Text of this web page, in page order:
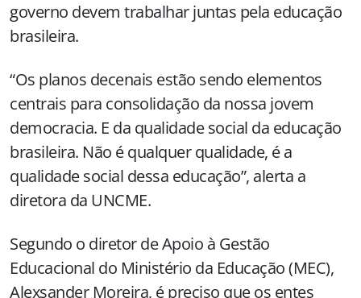
governo devem trabalhar juntas pela educação
brasileira.
“Os planos decenais estão sendo elementos
centrais para consolidação da nossa jovem
democracia. E da qualidade social da educação
brasileira. Não é qualquer qualidade, é a
qualidade social dessa educação”, alerta a
diretora da UNCME.
Segundo o diretor de Apoio à Gestão
Educacional do Ministério da Educação (MEC),
Alexsander Moreira, é preciso que os entes